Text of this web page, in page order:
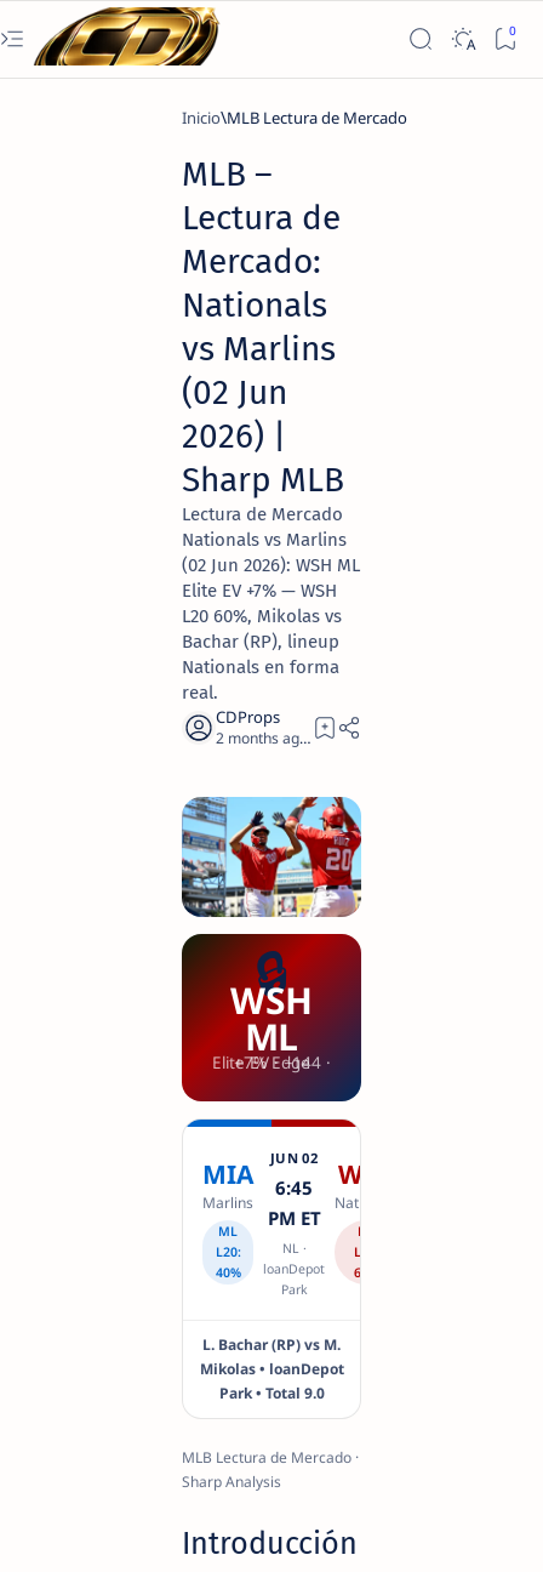
Inicio MLB Lectura de Mercado
MLB –
Lectura de
Mercado:
Nationals
vs Marlins
(02 Jun
2026) |
Sharp MLB
Lectura de Mercado
Nationals vs Marlins
(02 Jun 2026): WSH ML
Elite EV +7% — WSH
L20 60%, Mikolas vs
Bachar (RP), lineup
Nationals en forma
real.
2 months ago 17
🔒
WSH
ML
Elite EV · −144 · +7% Edge
MIA
Marlins
ML
L20:
40%
JUN 02
6:45
PM ET
NL ·
loanDepot
Park
WSH
Nationals
ML
L20:
60%
L. Bachar (RP) vs M.
Mikolas • loanDepot
Park • Total 9.0
MLB Lectura de Mercado ·
Sharp Analysis
Introducción